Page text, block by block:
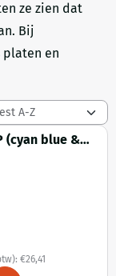
ze zien dat
Bij
platen en
(cyan blue &
exclusief btw:
€26,41